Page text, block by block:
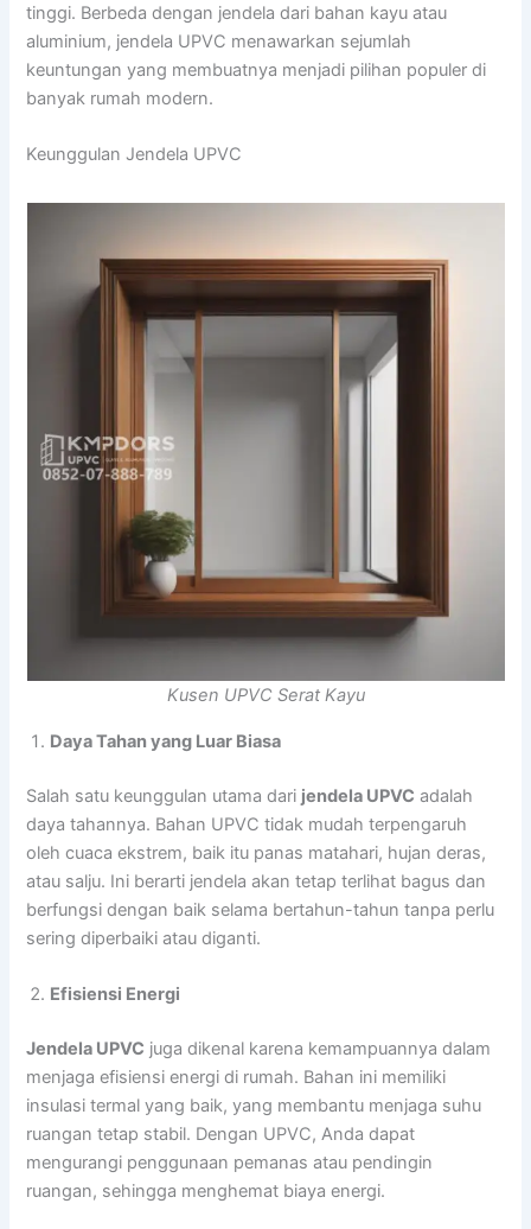
tinggi. Berbeda dengan jendela dari bahan kayu atau
aluminium, jendela UPVC menawarkan sejumlah
keuntungan yang membuatnya menjadi pilihan populer di
banyak rumah modern.
Keunggulan Jendela UPVC
Kusen UPVC Serat Kayu
Daya Tahan yang Luar Biasa
Salah satu keunggulan utama dari jendela UPVC adalah
daya tahannya. Bahan UPVC tidak mudah terpengaruh
oleh cuaca ekstrem, baik itu panas matahari, hujan deras,
atau salju. Ini berarti jendela akan tetap terlihat bagus dan
berfungsi dengan baik selama bertahun-tahun tanpa perlu
sering diperbaiki atau diganti.
Efisiensi Energi
Jendela UPVC juga dikenal karena kemampuannya dalam
menjaga efisiensi energi di rumah. Bahan ini memiliki
insulasi termal yang baik, yang membantu menjaga suhu
ruangan tetap stabil. Dengan UPVC, Anda dapat
mengurangi penggunaan pemanas atau pendingin
ruangan, sehingga menghemat biaya energi.